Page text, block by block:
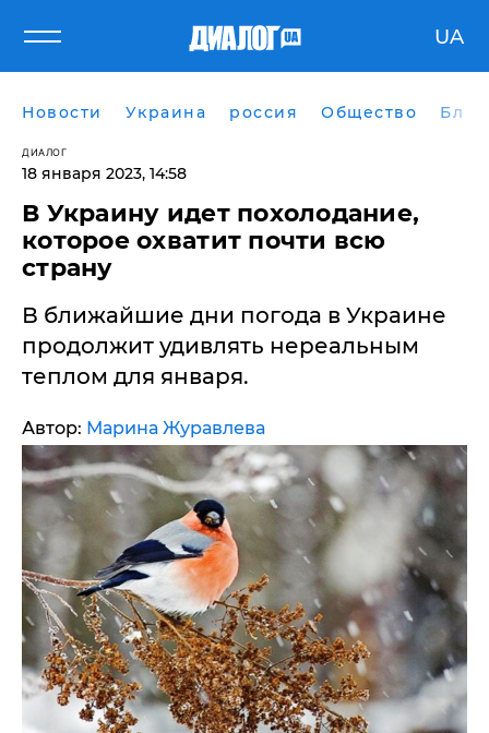
UA
Новости Украина россия Общество
ДИАЛОГ
18 января 2023, 14:58
В Украину идет похолодание,
которое охватит почти всю
страну
В ближайшие дни погода в Украине
продолжит удивлять нереальным
теплом для января.
Автор: Марина Журавлева